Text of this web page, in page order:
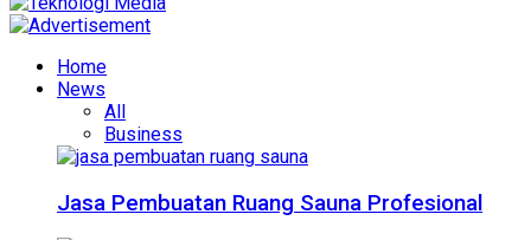
Home
News
All
Business
Jasa Pembuatan Ruang Sauna Profesional